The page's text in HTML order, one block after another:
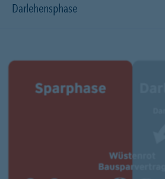
Darlehensphase